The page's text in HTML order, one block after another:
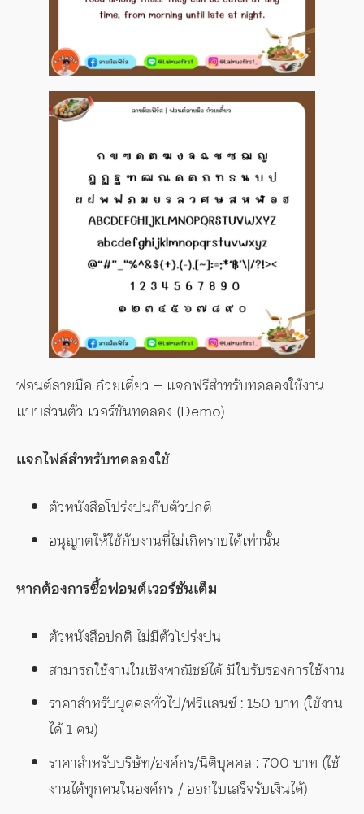
ฟอนต์ลายมือ ก๋วยเตี๋ยว – แจกฟรีสำหรับทดลองใช้งาน
แบบส่วนตัว เวอร์ชันทดลอง (Demo)
แจกไฟล์สำหรับทดลองใช้
ตัวหนังสือโปร่งปนกับตัวปกติ
อนุญาตให้ใช้กับงานที่ไม่เกิดรายได้เท่านั้น
หากต้องการซื้อฟอนต์เวอร์ชันเต็ม
ตัวหนังสือปกติ ไม่มีตัวโปร่งปน
สามารถใช้งานในเชิงพาณิชย์ได้ มีใบรับรองการใช้งาน
ราคาสำหรับบุคคลทั่วไป/ฟรีแลนซ์ : 150 บาท (ใช้งาน
ได้ 1 คน)
ราคาสำหรับบริษัท/องค์กร/นิติบุคคล : 700 บาท (ใช้
งานได้ทุกคนในองค์กร / ออกใบเสร็จรับเงินได้)